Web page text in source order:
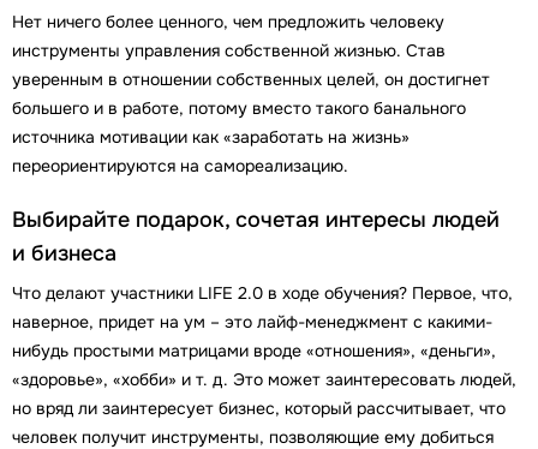
Нет ничего более ценного, чем предложить человеку
инструменты управления собственной жизнью. Став
уверенным в отношении собственных целей, он достигнет
большего и в работе, потому вместо такого банального
источника мотивации как «заработать на жизнь»
переориентируются на самореализацию.
Выбирайте подарок, сочетая интересы людей
и бизнеса
Что делают участники LIFE 2.0 в ходе обучения? Первое, что,
наверное, придет на ум – это лайф-менеджмент с какими-
нибудь простыми матрицами вроде «отношения», «деньги»,
«здоровье», «хобби» и т. д. Это может заинтересовать людей,
но вряд ли заинтересует бизнес, который рассчитывает, что
человек получит инструменты, позволяющие ему добиться